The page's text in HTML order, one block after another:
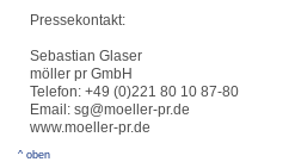
Pressekontakt:
Sebastian Glaser
möller pr GmbH
Telefon: +49 (0)221 80 10 87-80
Email: sg@moeller-pr.de
www.moeller-pr.de
^ oben